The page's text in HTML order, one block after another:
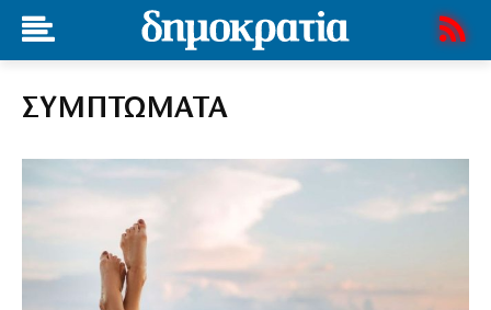
ΣΥΜΠΤΩΜΑΤΑ